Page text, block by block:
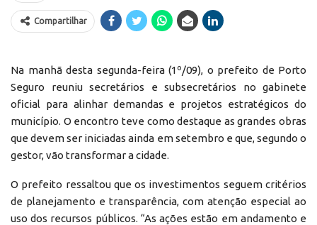
Compartilhar
Na manhã desta segunda-feira (1º/09), o prefeito de Porto
Seguro reuniu secretários e subsecretários no gabinete
oficial para alinhar demandas e projetos estratégicos do
município. O encontro teve como destaque as grandes obras
que devem ser iniciadas ainda em setembro e que, segundo o
gestor, vão transformar a cidade.
O prefeito ressaltou que os investimentos seguem critérios
de planejamento e transparência, com atenção especial ao
uso dos recursos públicos. “As ações estão em andamento e